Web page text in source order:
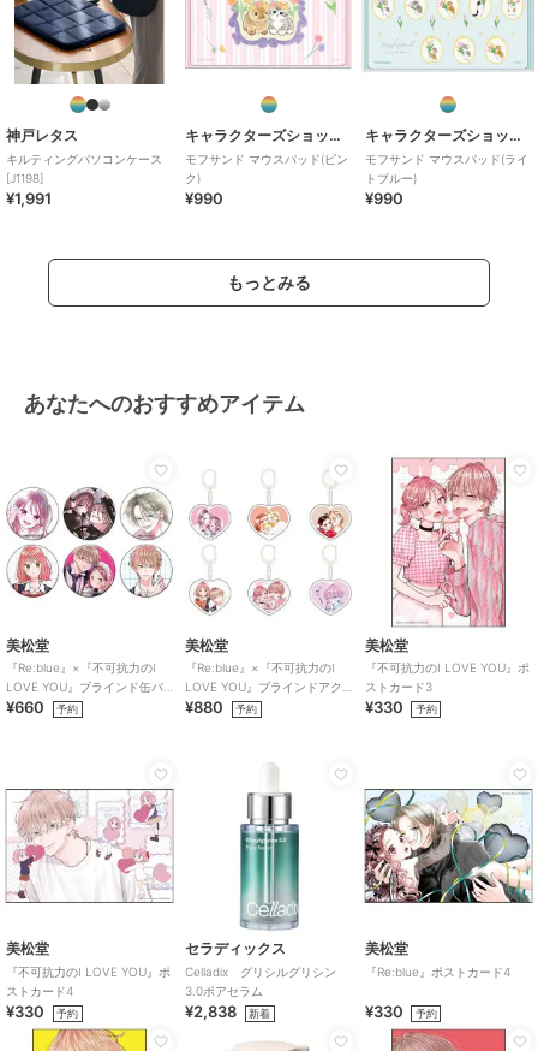
神戸レタス
キルティングパソコンケース
[J1198]
¥1,991
キャラクターズショップ ラフラフ
モフサンド マウスパッド(ピン
ク)
¥990
キャラクターズショップ ラフラフ
モフサンド マウスパッド(ライ
トブルー)
¥990
もっとみる
あなたへのおすすめアイテム
美松堂
『Re:blue』×『不可抗力のI
LOVE YOU』ブラインド缶バ
ッジ（全6種）
¥660 予約
美松堂
『Re:blue』×『不可抗力のI
LOVE YOU』ブラインドアク
リルキーホルダー（全6種）
¥880 予約
美松堂
『不可抗力のI LOVE YOU』ポ
ストカード3
¥330 予約
美松堂
『不可抗力のI LOVE YOU』ポ
ストカード4
¥330 予約
セラディックス
Celladix グリシルグリシン
3.0ポアセラム
¥2,838 新着
美松堂
『Re:blue』ポストカード4
¥330 予約